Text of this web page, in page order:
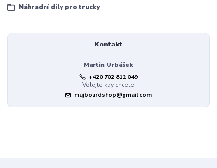
Náhradní díly pro trucky
Kontakt
Martin Urbášek
+420 702 812 049
Volejte kdy chcete
mujboardshop@gmail.com